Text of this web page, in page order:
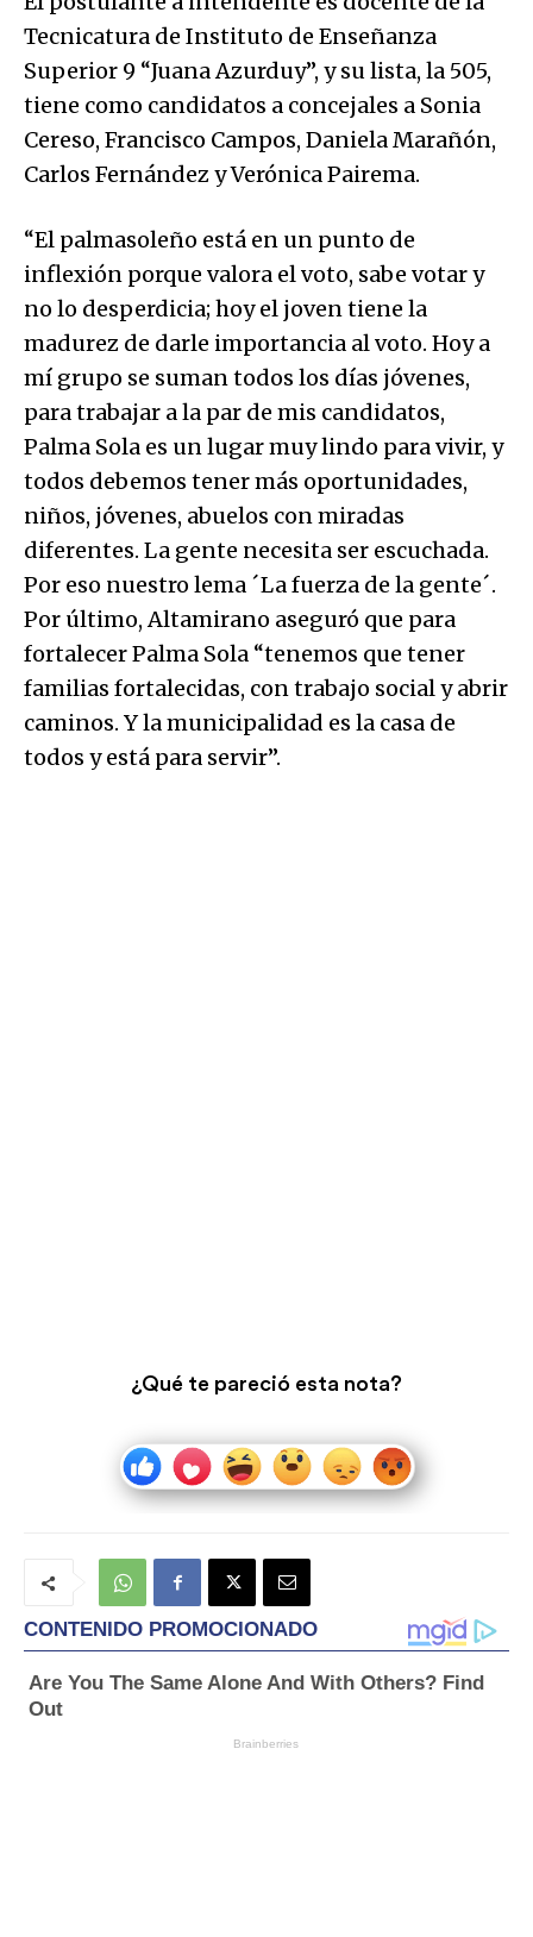
Tecnicatura de Instituto de Enseñanza
Superior 9 “Juana Azurduy”, y su lista, la 505,
tiene como candidatos a concejales a Sonia
Cereso, Francisco Campos, Daniela Marañón,
Carlos Fernández y Verónica Pairema.
“El palmasoleño está en un punto de
inflexión porque valora el voto, sabe votar y
no lo desperdicia; hoy el joven tiene la
madurez de darle importancia al voto. Hoy a
mí grupo se suman todos los días jóvenes,
para trabajar a la par de mis candidatos,
Palma Sola es un lugar muy lindo para vivir, y
todos debemos tener más oportunidades,
niños, jóvenes, abuelos con miradas
diferentes. La gente necesita ser escuchada.
Por eso nuestro lema ´La fuerza de la gente´.
Por último, Altamirano aseguró que para
fortalecer Palma Sola “tenemos que tener
familias fortalecidas, con trabajo social y abrir
caminos. Y la municipalidad es la casa de
todos y está para servir”.
¿Qué te pareció esta nota?